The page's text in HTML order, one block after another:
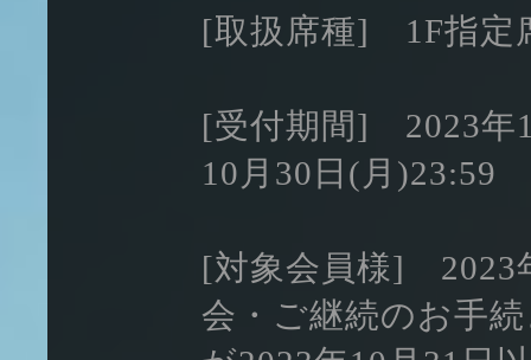
[取扱席種] 1F指定
[受付期間] 2023年
10月30日(月)23:59
[対象会員様] 2023
会・ご継続のお手